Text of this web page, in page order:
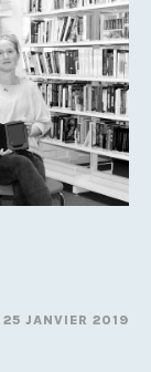
25 JANVIER 2019